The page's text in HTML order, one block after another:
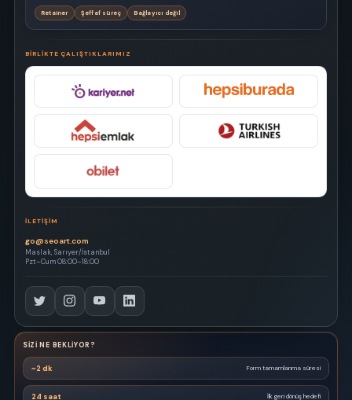
Retainer Şeffaf süreç Bağlayıcı değil
BIRLIKTE ÇALIŞTIKLARIMIZ
İLETIŞIM
go@seoart.com
Maslak, Sarıyer/İstanbul
Pzt–Cum 08:00–18:00
SIZI NE BEKLIYOR?
~2 dk Form tamamlanma süresi
24 saat İlk geri dönüş hedefi